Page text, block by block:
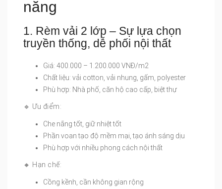
năng
1. Rèm vải 2 lớp – Sự lựa chọn
truyền thống, dễ phối nội thất
Giá: 400.000 – 1.200.000 VNĐ/m2
Chất liệu: vải cotton, vải nhung, gấm, polyester
Phù hợp: Nhà phố, căn hộ cao cấp, biệt thự
🔹 Ưu điểm:
Che nắng tốt, giữ nhiệt tốt
Phần voan tạo độ mềm mại, tạo ánh sáng dịu
Phù hợp với nhiều phong cách nội thất
🔸 Hạn chế:
Cồng kềnh, cần không gian rộng